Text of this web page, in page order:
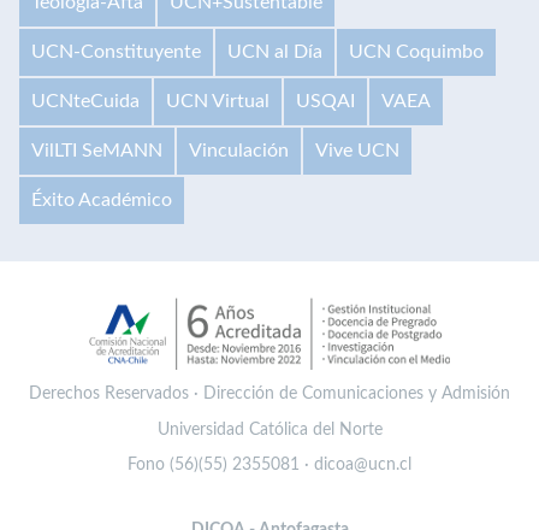
UCN-Constituyente UCN al Día UCN Coquimbo
UCNteCuida UCN Virtual USQAI VAEA
VilLTI SeMANN Vinculación Vive UCN
Éxito Académico
Derechos Reservados · Dirección de Comunicaciones y Admisión
Universidad Católica del Norte
Fono (56)(55) 2355081 · dicoa@ucn.cl